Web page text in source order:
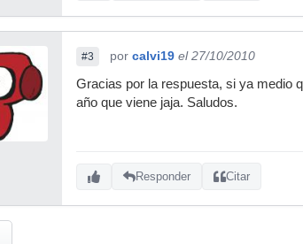
#3 por calvi19 el 27/10/2010
Gracias por la respuesta, si ya medio
año que viene jaja. Saludos.
Responder Citar